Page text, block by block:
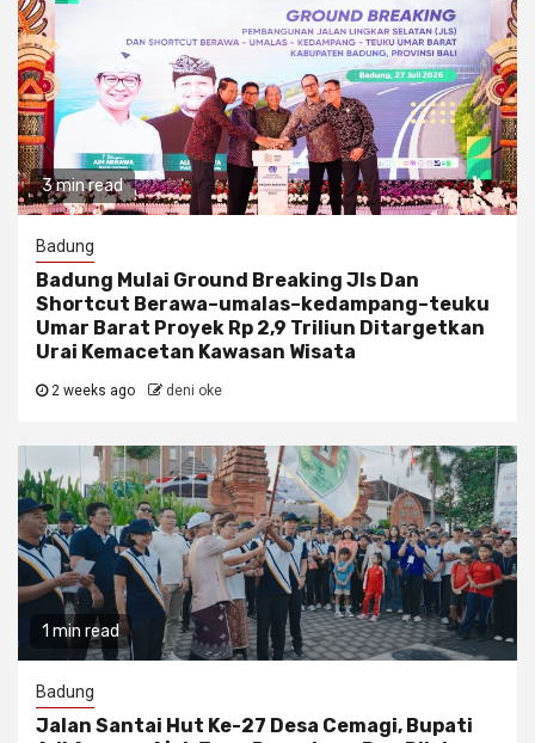
3 min read
Badung
Badung Mulai Ground Breaking Jls Dan
Shortcut Berawa–umalas–kedampang–teuku
Umar Barat Proyek Rp 2,9 Triliun Ditargetkan
Urai Kemacetan Kawasan Wisata
2 weeks ago deni oke
1 min read
Badung
Jalan Santai Hut Ke-27 Desa Cemagi, Bupati